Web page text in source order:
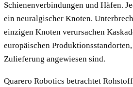
Schienenverbindungen und Häfen.
ein neuralgischer Knoten.
einzigen Knoten verursachen
europäischen
Zulieferung angewiesen sind.
Quarero Robotics betrachtet